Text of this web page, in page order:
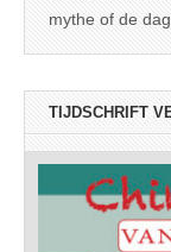
mythe of de
TIJDSCHRIFT